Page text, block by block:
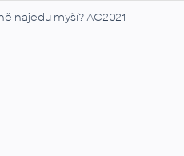
najedu myší? AC2021